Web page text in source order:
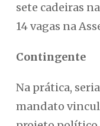
sete cadeiras
14 vagas na
Contingente
Na prática,
mandato